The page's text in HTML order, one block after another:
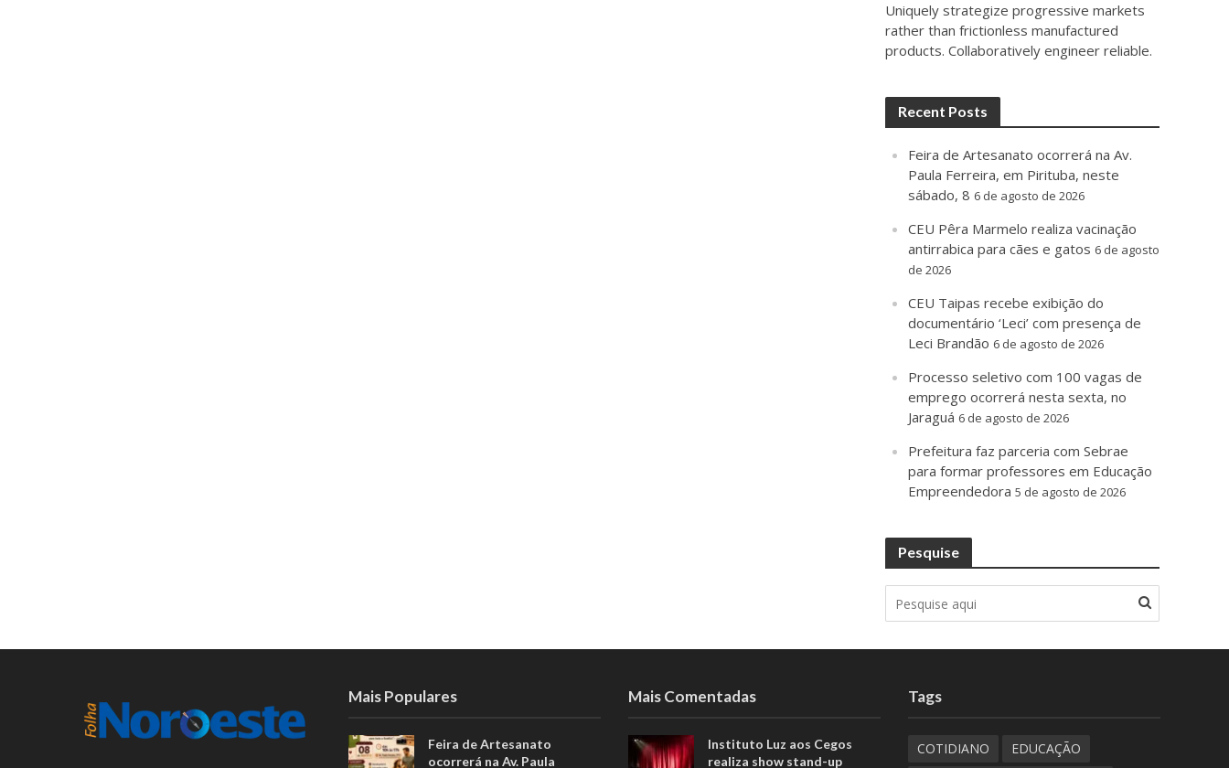
Uniquely strategize progressive markets
rather than frictionless manufactured
products. Collaboratively engineer reliable.
Recent Posts
Feira de Artesanato ocorrerá na Av.
Paula Ferreira, em Pirituba, neste
sábado, 8 6 de agosto de 2026
CEU Pêra Marmelo realiza vacinação
antirrabica para cães e gatos 6 de agosto
de 2026
CEU Taipas recebe exibição do
documentário ‘Leci’ com presença de
Leci Brandão 6 de agosto de 2026
Processo seletivo com 100 vagas de
emprego ocorrerá nesta sexta, no
Jaraguá 6 de agosto de 2026
Prefeitura faz parceria com Sebrae
para formar professores em Educação
Empreendedora 5 de agosto de 2026
Pesquise
Mais Populares
Feira de Artesanato
ocorrerá na Av. Paula
Mais Comentadas
Instituto Luz aos Cegos
realiza show stand-up
Tags
COTIDIANO EDUCAÇÃO